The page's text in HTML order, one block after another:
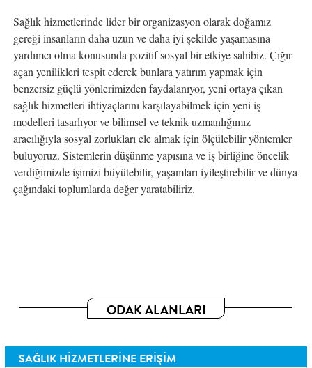
Sağlık hizmetlerinde lider bir organizasyon olarak doğamız
gereği insanların daha uzun ve daha iyi şekilde yaşamasına
yardımcı olma konusunda pozitif sosyal bir etkiye sahibiz. Çığır
açan yenilikleri tespit ederek bunlara yatırım yapmak için
benzersiz güçlü yönlerimizden faydalanıyor, yeni ortaya çıkan
sağlık hizmetleri ihtiyaçlarını karşılayabilmek için yeni iş
modelleri tasarlıyor ve bilimsel ve teknik uzmanlığımız
aracılığıyla sosyal zorlukları ele almak için ölçülebilir yöntemler
buluyoruz. Sistemlerin düşünme yapısına ve iş birliğine öncelik
verdiğimizde işimizi büyütebilir, yaşamları iyileştirebilir ve dünya
çağındaki toplumlarda değer yaratabiliriz.
ODAK ALANLARI
SAĞLIK HİZMETLERİNE ERİŞİM